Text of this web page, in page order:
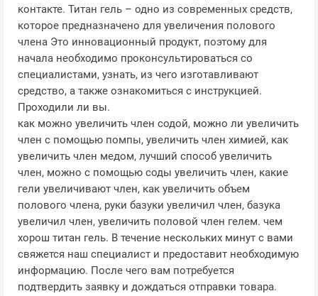
контакте. Титан гель – одно из современных средств,
которое предназначено для увеличения полового
члена Это инновационный продукт, поэтому для
начала необходимо проконсультироваться со
специалистами, узнать, из чего изготавливают
средство, а также ознакомиться с инструкцией.
Проходили ли вы.
как можно увеличить член содой, можно ли увеличить
член с помощью помпы, увеличить член химией, как
увеличить член медом, лучший способ увеличить
член, можно с помощью соды увеличить член, какие
гели увеличивают член, как увеличить объем
полового члена, руки базуки увеличил член, базука
увеличил член, увеличить половой член гелем. чем
хорош титан гель. В течение нескольких минут с вами
свяжется наш специалист и предоставит необходимую
информацию. После чего вам потребуется
подтвердить заявку и дождаться отправки товара.